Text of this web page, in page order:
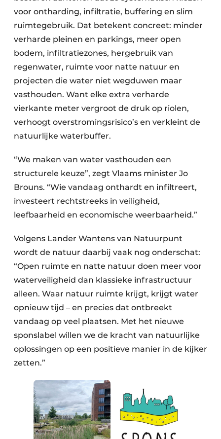
voor ontharding, infiltratie, buffering en slim
ruimtegebruik. Dat betekent concreet: minder
verharde pleinen en parkings, meer open
bodem, infiltratiezones, hergebruik van
regenwater, ruimte voor natte natuur en
projecten die water niet wegduwen maar
vasthouden. Want elke extra verharde
vierkante meter vergroot de druk op riolen,
verhoogt overstromingsrisico’s en verkleint de
natuurlijke waterbuffer.
“We maken van water vasthouden een
structurele keuze”, zegt Vlaams minister Jo
Brouns. “Wie vandaag onthardt en infiltreert,
investeert rechtstreeks in veiligheid,
leefbaarheid en economische weerbaarheid.”
Volgens Lander Wantens van Natuurpunt
wordt de natuur daarbij vaak nog onderschat:
“Open ruimte en natte natuur doen meer voor
waterveiligheid dan klassieke infrastructuur
alleen. Waar natuur ruimte krijgt, krijgt water
opnieuw tijd – en precies dat ontbreekt
vandaag op veel plaatsen. Met het nieuwe
sponslabel willen we de kracht van natuurlijke
oplossingen op een positieve manier in de kijker
zetten.”